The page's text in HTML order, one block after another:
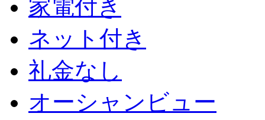
家電付き
ネット付き
礼金なし
オーシャンビュー